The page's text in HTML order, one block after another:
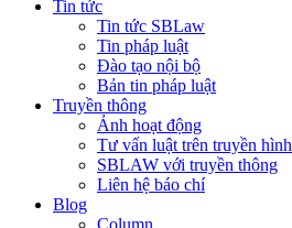
Tin tức
Tin tức SBLaw
Tin pháp luật
Đào tạo nội bộ
Bản tin pháp luật
Truyền thông
Ảnh hoạt động
Tư vấn luật trên truyền hình
SBLAW với truyền thông
Liên hệ báo chí
Blog
Column